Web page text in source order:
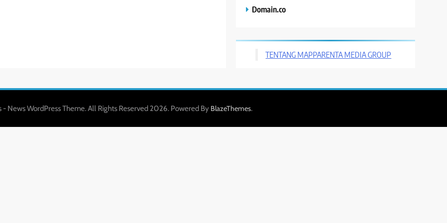
Domain.co
TENTANG MAPPARENTA MEDIA GROUP
- News WordPress Theme. All Rights Reserved 2026. Powered By BlazeThemes.